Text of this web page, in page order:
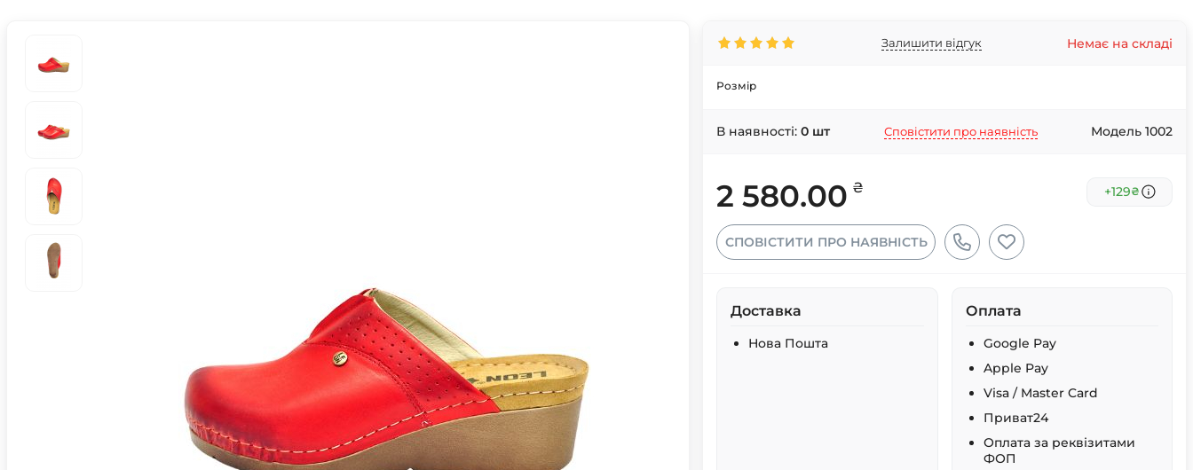
Залишити відгук Немає на складі
Розмір
В наявності: 0 шт Сповістити про наявність Модель 1002
2 580.00 ₴ +129₴
СПОВІСТИТИ ПРО НАЯВНІСТЬ
Доставка
Нова Пошта
Оплата
Google Pay
Apple Pay
Visa / Master Card
Приват24
Оплата за реквізитами
ФОП